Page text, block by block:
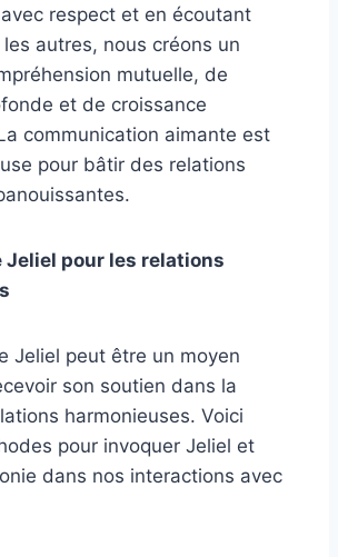
respect et en écoutant
autres, nous créons un
mutuelle, de
et de croissance
communication aimante est
pour bâtir des relations
Jeliel pour les relations
Jeliel peut être un moyen
son soutien dans la
harmonieuses. Voici
pour invoquer Jeliel et
dans nos interactions avec